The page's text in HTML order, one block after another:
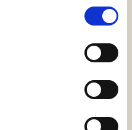
in scaglie
Sardegna
9 Barattoli
63,90 €